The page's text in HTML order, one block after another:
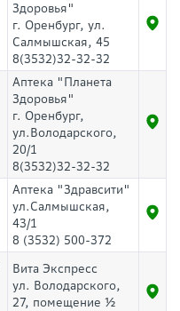
Здоровья"
г. Оренбург, ул.
Салмышская, 45
8(3532)32-32-32
Аптека "Планета
Здоровья"
г. Оренбург,
ул.Володарского,
20/1
8(3532)32-32-32
Аптека "Здравсити"
ул.Салмышская,
43/1
8 (3532) 500-372
Вита Экспресс
ул. Володарского,
27, помещение ½